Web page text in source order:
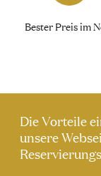
Bester Preis im
Die Vorteile
unsere